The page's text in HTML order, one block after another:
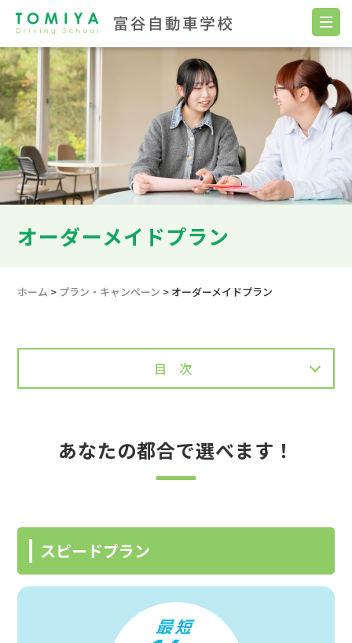
オーダーメイドプラン
ホーム > プラン・キャンペーン > オーダーメイドプラン
目次
あなたの都合で選べます！
スピードプラン